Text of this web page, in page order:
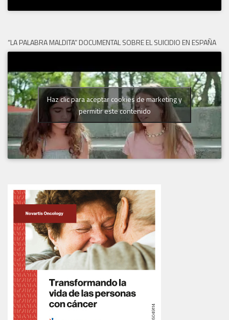
“LA PALABRA MALDITA” DOCUMENTAL SOBRE EL SUICIDIO EN ESPAÑA
Haz clic para aceptar cookies de marketing y
permitir este contenido